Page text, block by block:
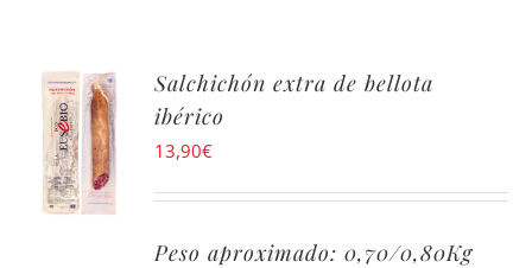
Salchichón extra de bellota
ibérico
13,90€
Peso aproximado: 0,70/0,80Kg